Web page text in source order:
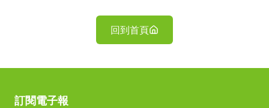
回到首頁
訂閱電子報